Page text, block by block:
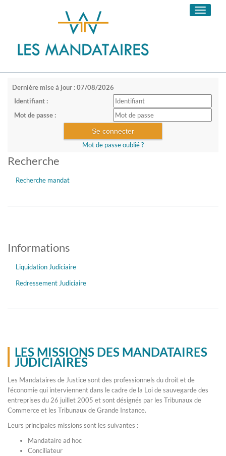
Toggle
Dernière mise à jour : 07/08/2026
Identifiant :
Mot de passe :
Mot de passe oublié ?
Recherche
Recherche mandat
Informations
Liquidation Judiciaire
Redressement Judiciaire
LES MISSIONS DES MANDATAIRES
JUDICIAIRES
Les Mandataires de Justice sont des professionnels du droit et de
l’économie qui interviennent dans le cadre de la Loi de sauvegarde des
entreprises du 26 juillet 2005 et sont désignés par les Tribunaux de
Commerce et les Tribunaux de Grande Instance.
Leurs principales missions sont les suivantes :
Mandataire ad hoc
Conciliateur